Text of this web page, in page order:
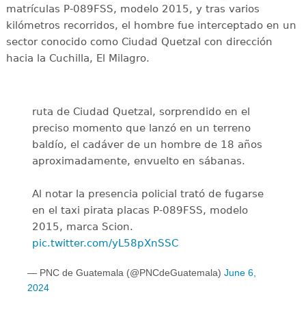
matrículas P-089FSS, modelo 2015, y tras varios
kilómetros recorridos, el hombre fue interceptado en un
sector conocido como Ciudad Quetzal con dirección
hacia la Cuchilla, El Milagro.
ruta de Ciudad Quetzal, sorprendido en el
preciso momento que lanzó en un terreno
baldío, el cadáver de un hombre de 18 años
aproximadamente, envuelto en sábanas.
Al notar la presencia policial trató de fugarse
en el taxi pirata placas P-089FSS, modelo
2015, marca Scion.
pic.twitter.com/yL58pXnSSC
— PNC de Guatemala (@PNCdeGuatemala) June 6,
2024